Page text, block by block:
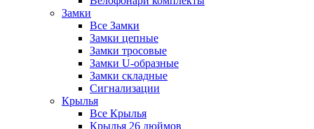
Замки
Все Замки
Замки цепные
Замки тросовые
Замки U-образные
Замки складные
Сигнализации
Крылья
Все Крылья
Крылья 26 дюймов